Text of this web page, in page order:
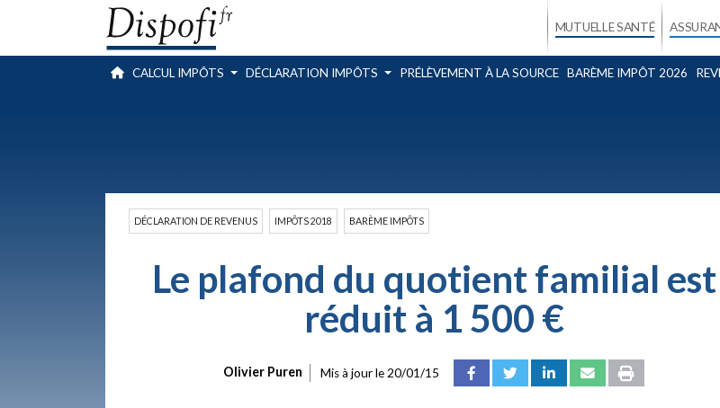
MUTUELLE SANTÉ
CALCUL IMPÔTS DÉCLARATION IMPÔTS PRÉLÈVEMENT À LA SOURCE BARÈME IMPÔT 2026
DÉCLARATION DE REVENUS IMPÔTS 2018 BARÈME IMPÔTS
Le plafond du quotient familial est
réduit à 1 500 €
Olivier Puren Mis à jour le 20/01/15